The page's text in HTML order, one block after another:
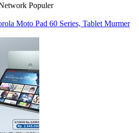
Populer
Moto Pad 60 Series, Tablet Murmer